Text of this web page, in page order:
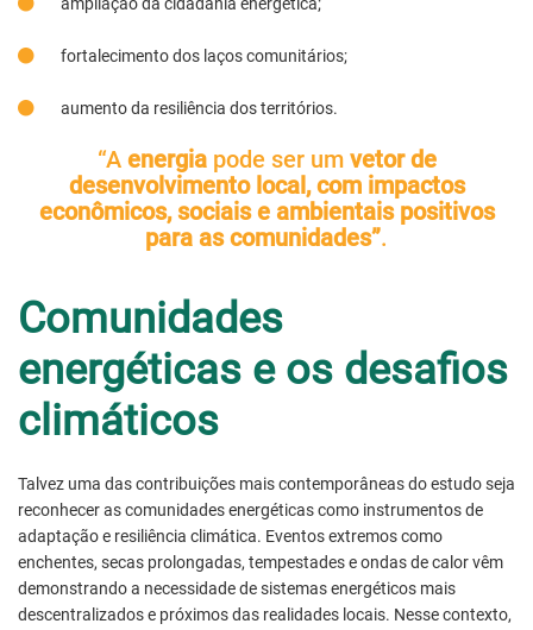
ampliação da cidadania energética;
fortalecimento dos laços comunitários;
aumento da resiliência dos territórios.
“A energiapode ser um vetor de
desenvolvimento local,com impactos
econômicos, sociais e ambientais positivos
para as comunidades”.
Comunidades
energéticas e os desafios
climáticos
Talvez uma das contribuições mais contemporâneas do estudo seja
reconhecer as comunidades energéticas como instrumentos de
adaptação e resiliência climática. Eventos extremos como
enchentes, secas prolongadas, tempestades e ondas de calor vêm
demonstrando a necessidade de sistemas energéticos mais
descentralizados e próximos das realidades locais. Nesse contexto,